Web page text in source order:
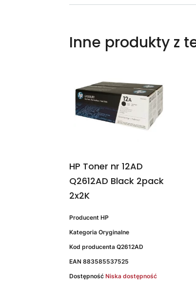
Inne produkty z
HP Toner nr 12AD
Q2612AD Black 2pack
2x2K
Producent HP
Kategoria Oryginalne
Kod producenta Q2612AD
EAN 883585537525
Dostępność Niska dostępność